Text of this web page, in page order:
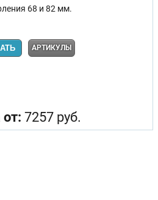
68 и 82 мм.
АРТИКУЛЫ
7257 руб.